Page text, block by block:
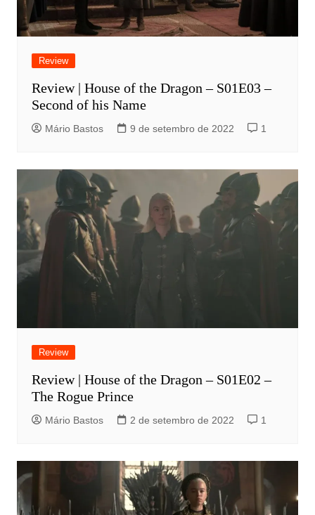
Review
Review | House of the Dragon – S01E03 –
Second of his Name
Mário Bastos 9 de setembro de 2022 1
Review
Review | House of the Dragon – S01E02 –
The Rogue Prince
Mário Bastos 2 de setembro de 2022 1